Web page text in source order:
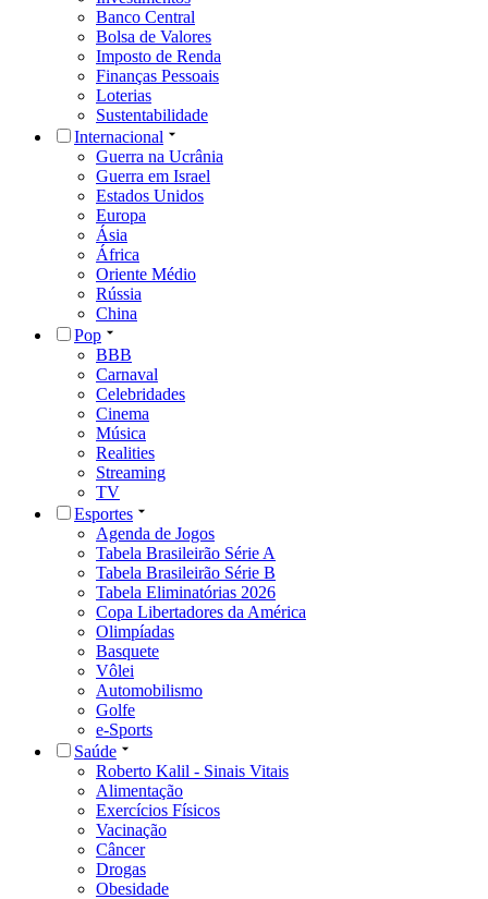
Banco Central
Bolsa de Valores
Imposto de Renda
Finanças Pessoais
Loterias
Sustentabilidade
Internacional
Guerra na Ucrânia
Guerra em Israel
Estados Unidos
Europa
Ásia
África
Oriente Médio
Rússia
China
Pop
BBB
Carnaval
Celebridades
Cinema
Música
Realities
Streaming
TV
Esportes
Agenda de Jogos
Tabela Brasileirão Série A
Tabela Brasileirão Série B
Tabela Eliminatórias 2026
Copa Libertadores da América
Olimpíadas
Basquete
Vôlei
Automobilismo
Golfe
e-Sports
Saúde
Roberto Kalil - Sinais Vitais
Alimentação
Exercícios Físicos
Vacinação
Câncer
Drogas
Obesidade